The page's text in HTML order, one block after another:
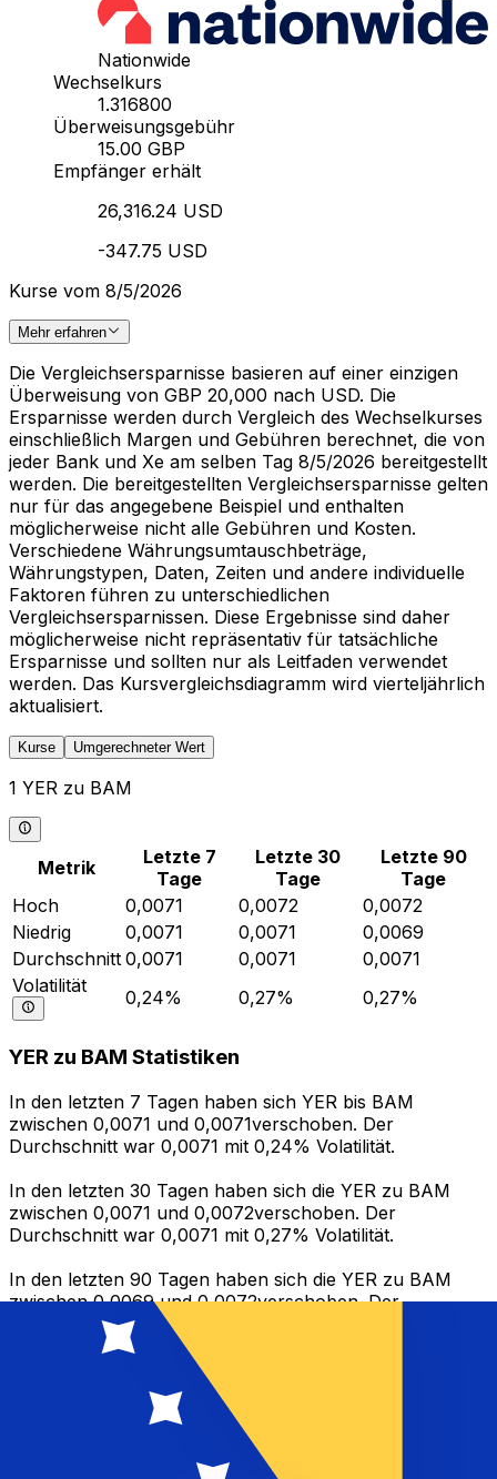
Nationwide
Wechselkurs
1.316800
Überweisungsgebühr
15.00 GBP
Empfänger erhält
26,316.24 USD
-347.75 USD
Kurse vom 8/5/2026
Mehr erfahren
Die Vergleichsersparnisse basieren auf einer einzigen
Überweisung von GBP 20,000 nach USD. Die
Ersparnisse werden durch Vergleich des Wechselkurses
einschließlich Margen und Gebühren berechnet, die von
jeder Bank und Xe am selben Tag 8/5/2026 bereitgestellt
werden. Die bereitgestellten Vergleichsersparnisse gelten
nur für das angegebene Beispiel und enthalten
möglicherweise nicht alle Gebühren und Kosten.
Verschiedene Währungsumtauschbeträge,
Währungstypen, Daten, Zeiten und andere individuelle
Faktoren führen zu unterschiedlichen
Vergleichsersparnissen. Diese Ergebnisse sind daher
möglicherweise nicht repräsentativ für tatsächliche
Ersparnisse und sollten nur als Leitfaden verwendet
werden. Das Kursvergleichsdiagramm wird vierteljährlich
aktualisiert.
Kurse Umgerechneter Wert
1 YER zu BAM
Metrik
Letzte 7
Tage
Letzte 30
Tage
Letzte 90
Tage
Hoch
0,0071 0,0072
0,0072
Niedrig
0,0071 0,0071
0,0069
Durchschnitt 0,0071 0,0071
0,0071
Volatilität
0,24% 0,27% 0,27%
YER zu BAM Statistiken
In den letzten 7 Tagen haben sich YER bis BAM
zwischen 0,0071 und 0,0071verschoben. Der
Durchschnitt war 0,0071 mit 0,24% Volatilität.
In den letzten 30 Tagen haben sich die YER zu BAM
zwischen 0,0071 und 0,0072verschoben. Der
Durchschnitt war 0,0071 mit 0,27% Volatilität.
In den letzten 90 Tagen haben sich die YER zu BAM
zwischen 0,0069 und 0,0072verschoben. Der
Durchschnitt war 0,0071 mit 0,27% Volatilität.
Verwalte dein Geld und deine Währungen